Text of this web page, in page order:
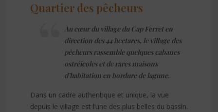
Quartier des pêcheurs
Au cœur du village du Cap Ferret en
direction des 44 hectares, le village des
pêcheurs rassemble quelques cabanes
ostréicoles et de rares maisons
d’habitation en bordure de lagune.
Dans un cadre authentique et unique, la vue
depuis le village est l’une des plus belles du bassin.